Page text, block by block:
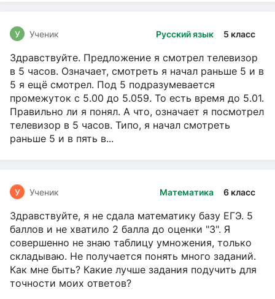
Русский язык 5 класс
У Ученик
Здравствуйте. Предложение я смотрел телевизор
в 5 часов. Означает, смотреть я начал раньше 5 и в
5 я ещё смотрел. Под 5 подразумевается
промежуток с 5.00 до 5.059. То есть время до 5.01.
Правильно ли я понял. А что, означает я посмотрел
телевизор в 5 часов. Типо, я начал смотреть
раньше 5 и в пять в...
Математика 6 класс
У Ученик
Здравствуйте, я не сдала математику базу ЕГЭ. 5
баллов и не хватило 2 балла до оценки "3". Я
совершенно не знаю таблицу умножения, только
складываю. Не получается понять много заданий.
Как мне быть? Какие лучше задания подучить для
точности моих ответов?